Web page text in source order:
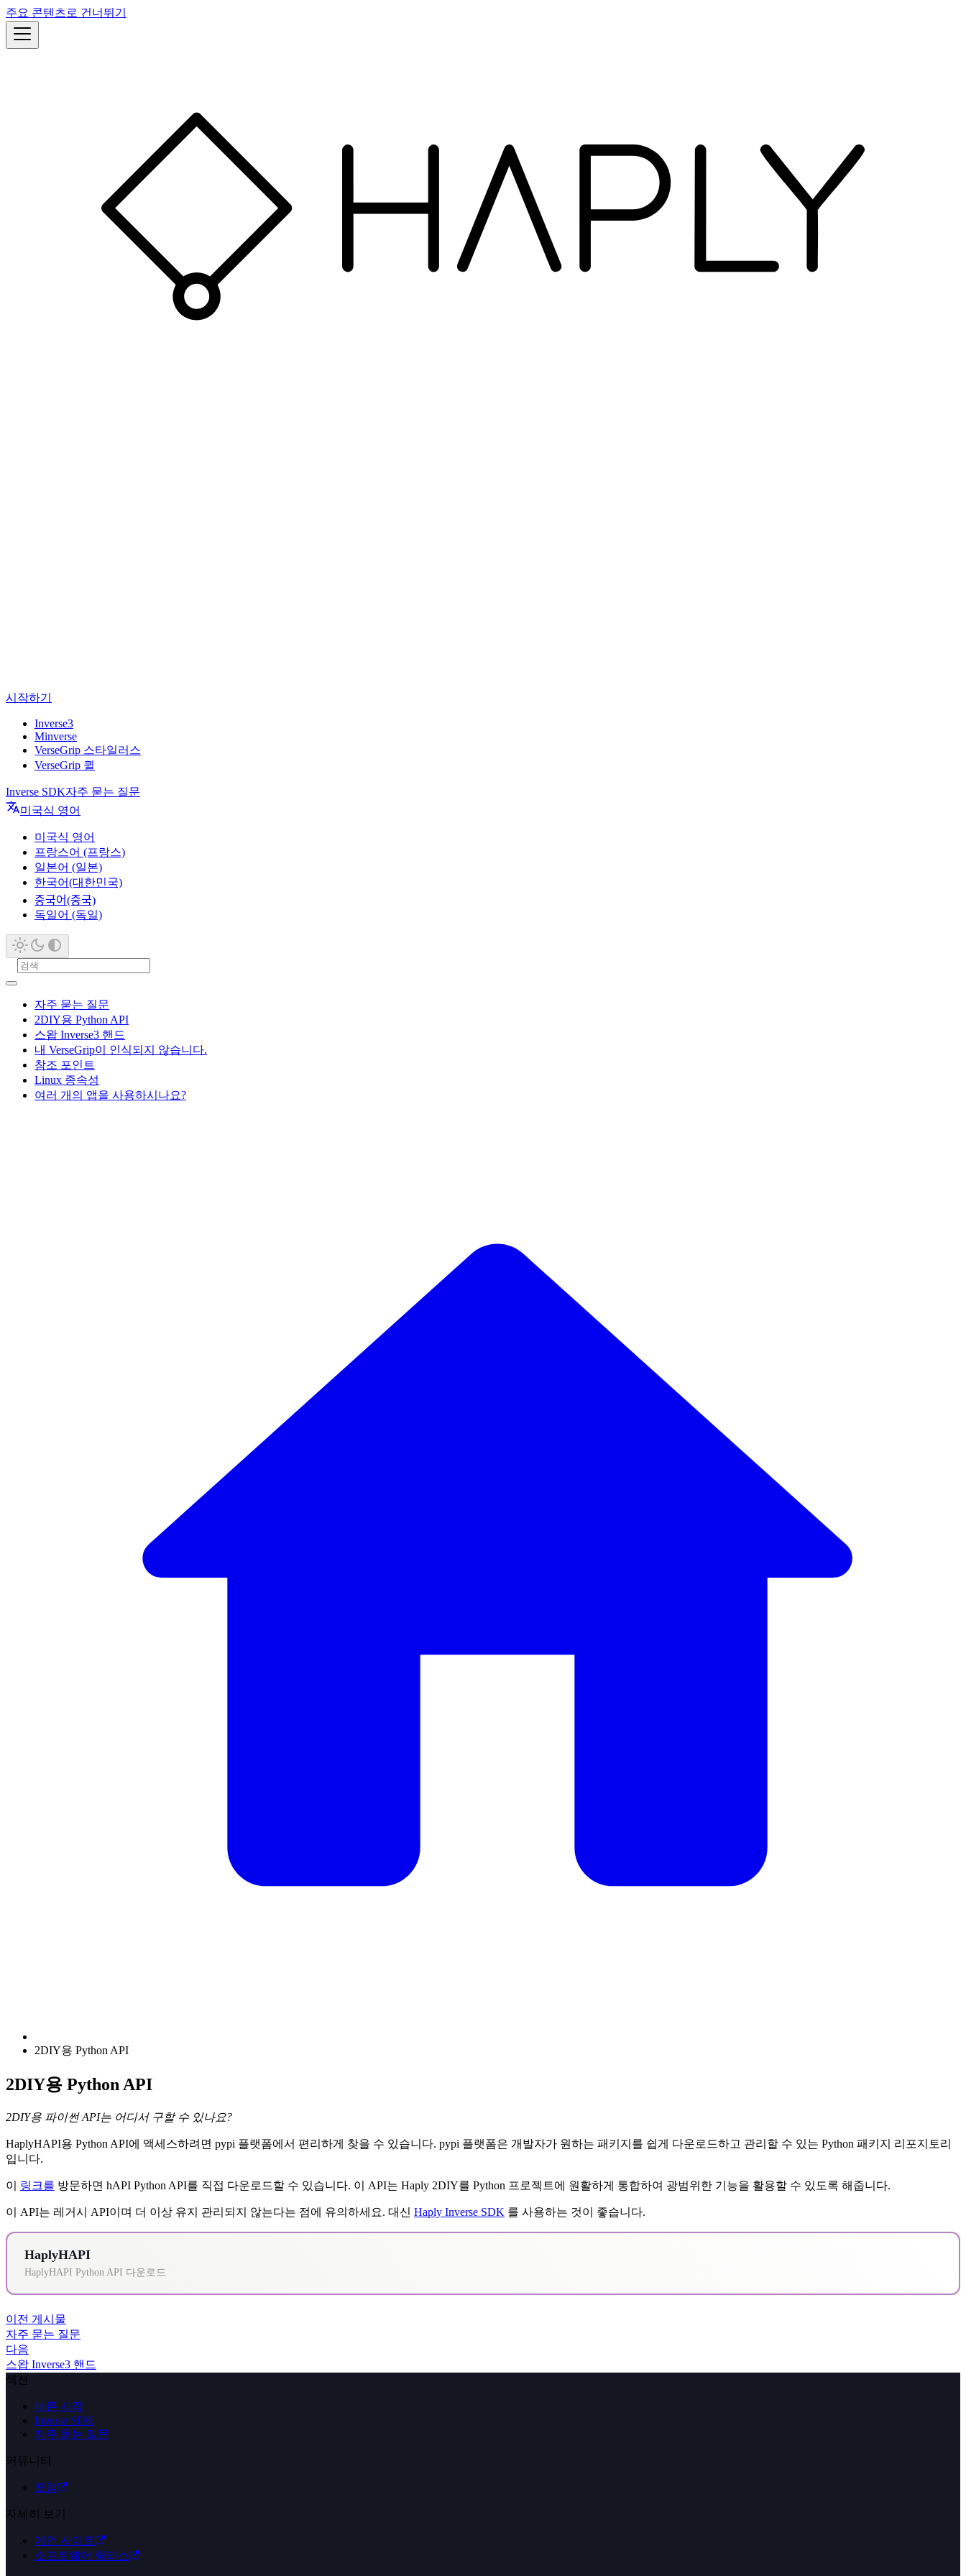
주요 콘텐츠로 건너뛰기
시작하기
Inverse3
Minverse
VerseGrip 스타일러스
VerseGrip 퀼
Inverse SDK자주 묻는 질문
미국식 영어
미국식 영어
프랑스어 (프랑스)
일본어 (일본)
한국어(대한민국)
중국어(중국)
독일어 (독일)
자주 묻는 질문
2DIY용 Python API
스왑 Inverse3 핸드
내 VerseGrip이 인식되지 않습니다.
참조 포인트
Linux 종속성
여러 개의 앱을 사용하시나요?
2DIY용 Python API
2DIY용 Python API
2DIY용 파이썬 API는 어디서 구할 수 있나요?
HaplyHAPI용 Python API에 액세스하려면 pypi 플랫폼에서 편리하게 찾을 수 있습니다. pypi 플랫폼은 개발자가 원하는 패키지를 쉽게 다운로드하고 관리할 수 있는 Python 패키지 리포지토리
입니다.
이 링크를 방문하면 hAPI Python API를 직접 다운로드할 수 있습니다. 이 API는 Haply 2DIY를 Python 프로젝트에 원활하게 통합하여 광범위한 기능을 활용할 수 있도록 해줍니다.
이 API는 레거시 API이며 더 이상 유지 관리되지 않는다는 점에 유의하세요. 대신 Haply Inverse SDK 를 사용하는 것이 좋습니다.
HaplyHAPI
HaplyHAPI Python API 다운로드
이전 게시물
자주 묻는 질문
다음
스왑 Inverse3 핸드
섹션
빠른 시작
Inverse SDK
자주 묻는 질문
커뮤니티
포럼
자세히 보기
메인 사이트
소프트웨어 릴리스